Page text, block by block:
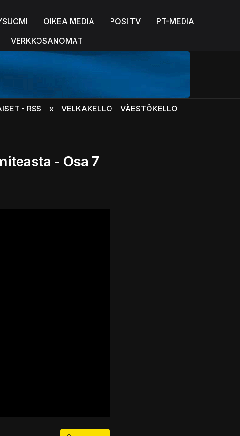
OIKEA MEDIA POSI TV
PT-MEDIA
VERKKOSANOMAT
- RSS x VELKAKELLO
VÄESTÖKELLO
- Osa 7